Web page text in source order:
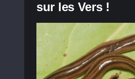
sur les Vers !